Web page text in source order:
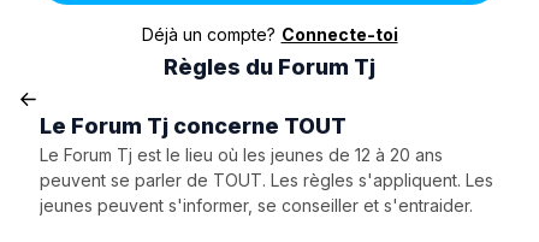
Déjà un compte? Connecte-toi
Règles du Forum Tj
Le Forum Tj concerne TOUT
Le Forum Tj est le lieu où les jeunes de 12 à 20 ans
peuvent se parler de TOUT. Les règles s'appliquent. Les
jeunes peuvent s'informer, se conseiller et s'entraider.